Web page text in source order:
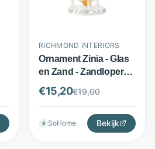
RICHMOND INTERIORS
Ornament Zinia - Glas
en Zand - Zandloper
met Kristallook -
Transparant -
Richmond Interiors
€15,20€19,00
S SoHome Bekijk